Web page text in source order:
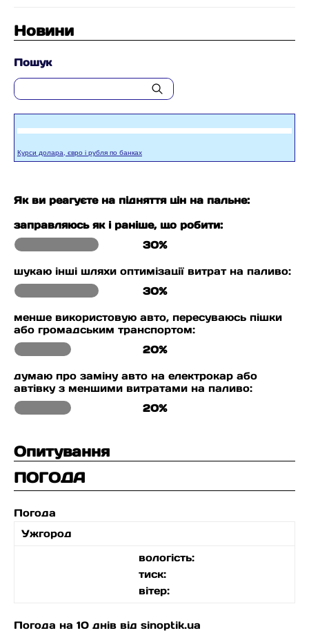
Новини
Пошук
Курси долара, євро і рубля по банках
Як ви реагуєте на підняття цін на пальне:
заправляюсь як і раніше, що робити:
30%
шукаю інші шляхи оптимізації витрат на паливо:
30%
менше використовую авто, пересуваюсь пішки
або громадським транспортом:
20%
думаю про заміну авто на електрокар або
автівку з меншими витратами на паливо:
20%
Опитування
ПОГОДА
Погода
Ужгород
вологість:
тиск:
вітер:
Погода на 10 днів від sinoptik.ua